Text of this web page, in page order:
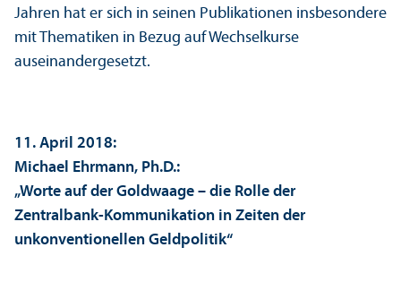
Jahren hat er sich in seinen Publikationen insbesondere
mit Thematiken in Bezug auf Wechselkurse
auseinandergesetzt.
11. April 2018:
Michael Ehrmann, Ph.D.:
„Worte auf der Goldwaage – die Rolle der
Zentralbank-Kommunikation in Zeiten der
unkonventionellen Geldpolitik“